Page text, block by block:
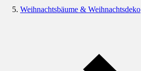
Weihnachtsbäume & Weihnachtsdeko